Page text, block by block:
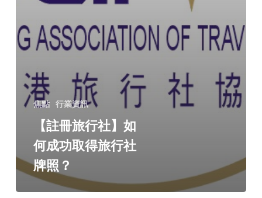
焦點 行業資訊
【註冊旅行社】如
何成功取得旅行社
牌照？